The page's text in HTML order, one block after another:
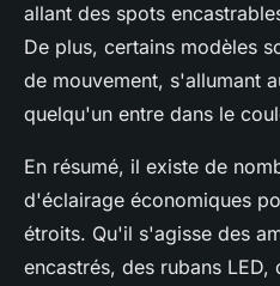
allant des spots
De plus, certains modèles
de mouvement, s'allumant
quelqu'un entre dans le
En résumé, il existe de
d'éclairage économiques
étroits. Qu'il s'agisse des
encastrés, des rubans